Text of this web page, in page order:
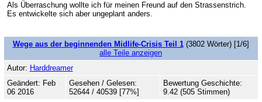
Als Überraschung wollte ich für meinen Freund auf den Strassenstrich.
Es entwickelte sich aber ungeplant anders.
Wege aus der beginnenden Midlife-Crisis Teil 1(3802 Wörter) [1/6]
alle Teile anzeigen
Autor: Harddreamer
Geändert: Feb
06 2016
Gesehen / Gelesen:
52644 / 40539 [77%]
Bewertung Geschichte:
9.42 (505 Stimmen)